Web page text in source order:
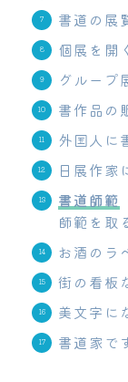
書道の展
個展を開く
グループ
書作品の
外国人に
日展作家
書道師範
師範を取
お酒のラ
街の看板
美文字に
書道家で